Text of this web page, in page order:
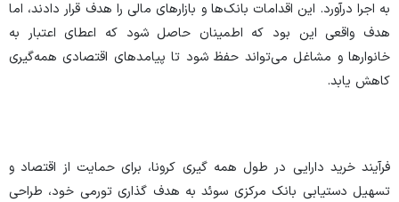
به اجرا درآورد. این اقدامات بانک‌ها و بازار‌های مالی را هدف قرار دادند، اما
هدف واقعی این بود که اطمینان حاصل شود که اعطای اعتبار به
خانوار‌ها و مشاغل می‌تواند حفظ شود تا پیامد‌های اقتصادی همه‌گیری
کاهش یابد.
فرآیند خرید دارایی در طول همه گیری کرونا، برای حمایت از اقتصاد و
تسهیل دستیابی بانک مرکزی سوئد به هدف گذاری تورمی خود، طراحی